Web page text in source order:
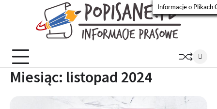
Miesiąc: listopad 2024
Informacje o Plikach